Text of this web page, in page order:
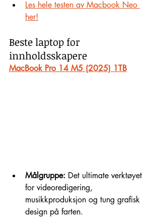
Les hele testen av Macbook Neo
her!
Beste laptop for
innholdsskapere
MacBook Pro 14 M5 (2025) 1TB
Målgruppe: Det ultimate verktøyet
for videoredigering,
musikkproduksjon og tung grafisk
design på farten.